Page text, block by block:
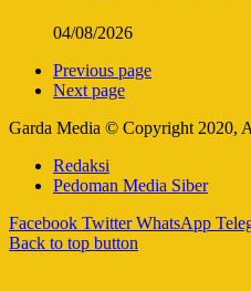
04/08/2026
Previous page
Next page
Garda Media © Copyright 2020,
Redaksi
Pedoman Media Siber
Facebook Twitter WhatsApp
Back to top button